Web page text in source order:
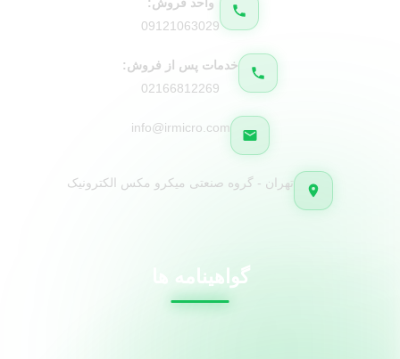
09121063029
خدمات پس از فروش:
02166812269
info@irmicro.com
تهران - گروه صنعتی میکرو مکس الکترونیک
گواهینامه ها